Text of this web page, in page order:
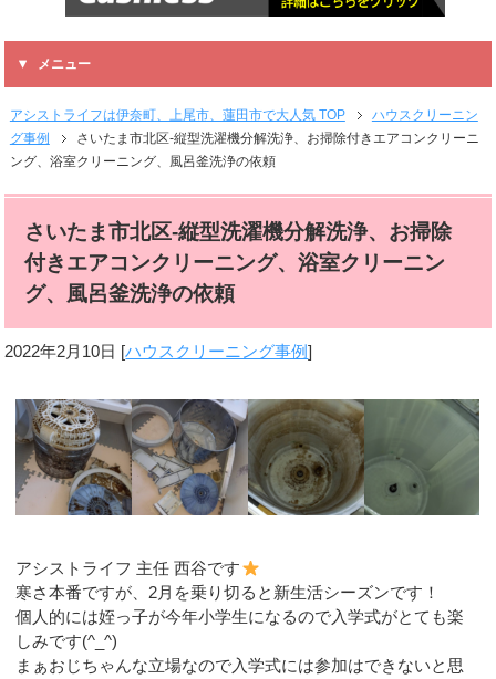
メニュー
アシストライフは伊奈町、上尾市、蓮田市で大人気 TOP
ハウスクリーニン
グ事例
さいたま市北区-縦型洗濯機分解洗浄、お掃除付きエアコンクリーニ
ング、浴室クリーニング、風呂釜洗浄の依頼
さいたま市北区-縦型洗濯機分解洗浄、お掃除
付きエアコンクリーニング、浴室クリーニン
グ、風呂釜洗浄の依頼
2022年2月10日 [ハウスクリーニング事例]
アシストライフ 主任 西谷です
寒さ本番ですが、2月を乗り切ると新生活シーズンです！
個人的には姪っ子が今年小学生になるので入学式がとても楽
しみです(^_^)
まぁおじちゃんな立場なので入学式には参加はできないと思